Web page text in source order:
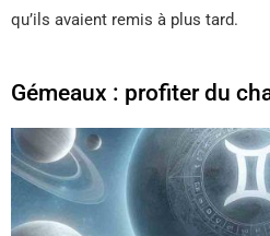
qu’ils avaient remis à plus tard.
Gémeaux : profiter du